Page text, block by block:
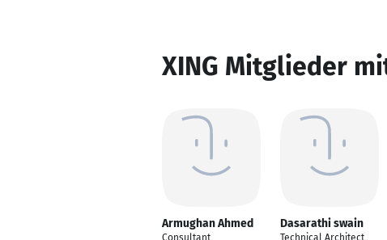
XING Mitglieder
Armughan Ahmed
Consultant
Dasarathi swain
Technical Architect